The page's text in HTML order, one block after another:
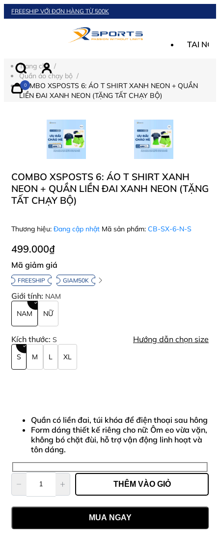
FREESHIP VỚI ĐƠN HÀNG TỪ 500K
TAI
VỀ
0
Trang chủ /
Quần áo chạy bộ /
COMBO XSPOSTS 6: ÁO T SHIRT XANH NEON + QUẦN
LIỀN ĐAI XANH NEON (TẶNG TẤT CHẠY BỘ)
COMBO XSPOSTS 6: ÁO T SHIRT XANH
NEON + QUẦN LIỀN ĐAI XANH NEON (TẶNG
TẤT CHẠY BỘ)
Thương hiệu: Đang cập nhật Mã sản phẩm: CB-SX-6-N-S
499.000₫
Mã giảm giá
FREESHIP GIAM50K
Giới tính: NAM
NAM
NỮ
Kích thước: S Hướng dẫn chọn size
S M L XL
Quần có liền đai, túi khóa để điện thoại sau hông
Form dáng thiết kế riêng cho nữ: Ôm eo vừa vặn,
không bó chặt đùi, hỗ trợ vận động linh hoạt và
tôn dáng.
THÊM VÀO GIỎ
MUA NGAY